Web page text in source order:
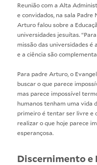
Reunião com a Alta
e convidados, na sala Padre
Arturo falou sobre a
universidades jesuítas.
missão das universidades é
e a ciência são
Para padre Arturo, o
buscar o que parece
mas parece impossível
humanos tenham uma vida
primeiro é tentar ser livre e
realizar o que hoje parece
esperançosa.
Discernimento e